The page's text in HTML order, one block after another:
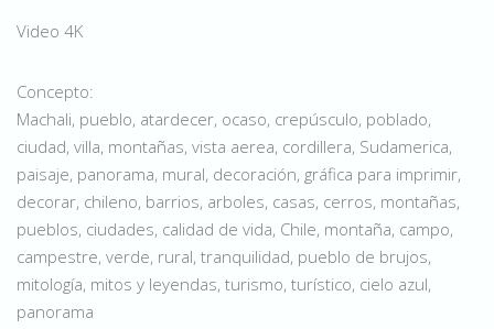
Video 4K
Concepto:
Machali, pueblo, atardecer, ocaso, crepúsculo, poblado,
ciudad, villa, montañas, vista aerea, cordillera, Sudamerica,
paisaje, panorama, mural, decoración, gráfica para imprimir,
decorar, chileno, barrios, arboles, casas, cerros, montañas,
pueblos, ciudades, calidad de vida, Chile, montaña, campo,
campestre, verde, rural, tranquilidad, pueblo de brujos,
mitología, mitos y leyendas, turismo, turístico, cielo azul,
panorama